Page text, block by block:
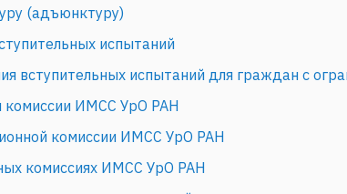
(адъюнктуру)
испытаний
вступительных испытаний для граждан с
комиссии ИМСС УрО РАН
комиссии ИМСС УрО РАН
комиссиях ИМСС УрО РАН